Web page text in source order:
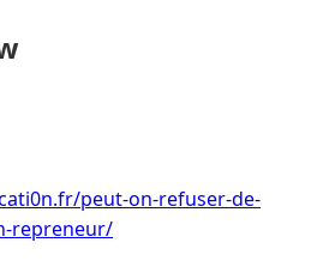
peut-on-refuser-de-
repreneur/